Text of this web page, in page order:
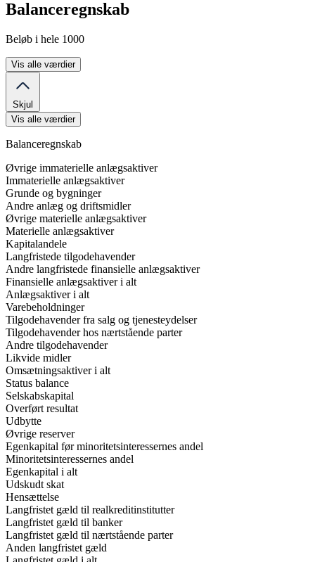
Balanceregnskab
Beløb i hele 1000
Vis alle værdier
Skjul
Vis alle værdier
Balanceregnskab
Øvrige immaterielle anlægsaktiver
Immaterielle anlægsaktiver
Grunde og bygninger
Andre anlæg og driftsmidler
Øvrige materielle anlægsaktiver
Materielle anlægsaktiver
Kapitalandele
Langfristede tilgodehavender
Andre langfristede finansielle anlægsaktiver
Finansielle anlægsaktiver i alt
Anlægsaktiver i alt
Varebeholdninger
Tilgodehavender fra salg og tjenesteydelser
Tilgodehavender hos nærtstående parter
Andre tilgodehavender
Likvide midler
Omsætningsaktiver i alt
Status balance
Selskabskapital
Overført resultat
Udbytte
Øvrige reserver
Egenkapital før minoritetsinteressernes andel
Minoritetsinteressernes andel
Egenkapital i alt
Udskudt skat
Hensættelse
Langfristet gæld til realkreditinstitutter
Langfristet gæld til banker
Langfristet gæld til nærtstående parter
Anden langfristet gæld